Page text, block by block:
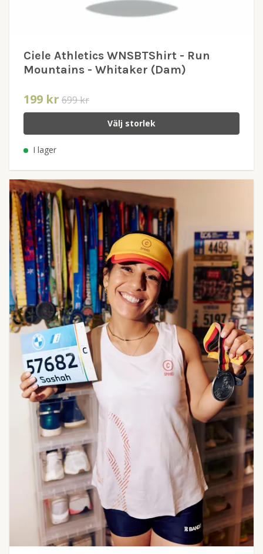
Ciele Athletics WNSBTShirt - Run
Mountains - Whitaker (Dam)
199 kr 699 kr
Välj storlek
I lager